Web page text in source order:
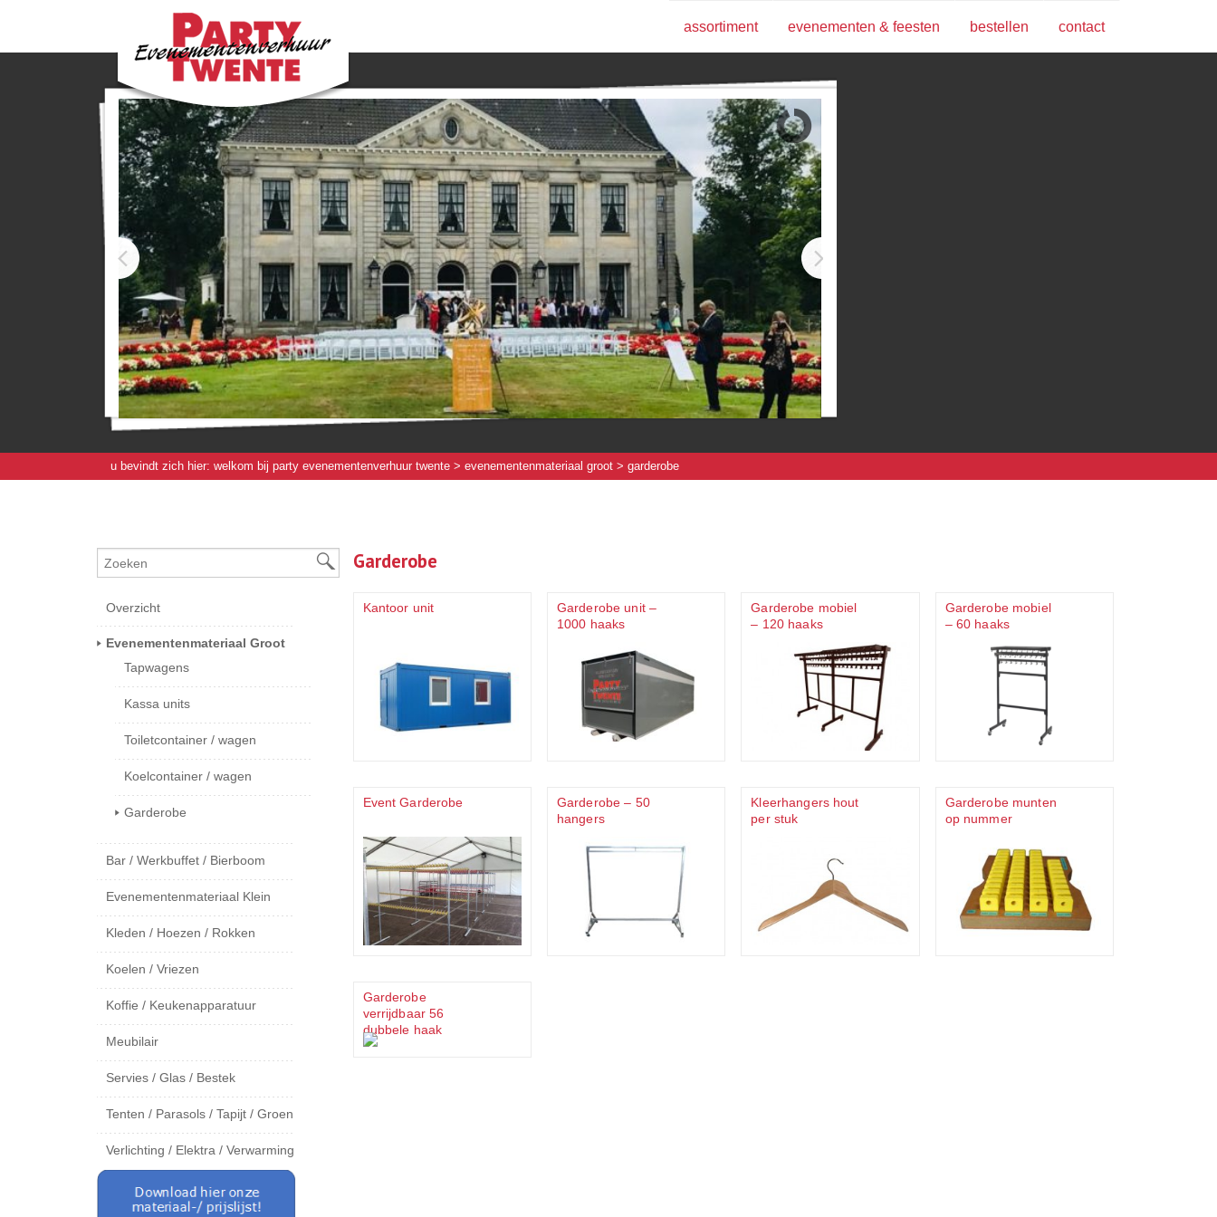
assortiment evenementen & feesten bestellen contact
u bevindt zich hier: welkom bij party evenementenverhuur twente > evenementenmateriaal groot > garderobe
Overzicht
Evenementenmateriaal Groot
Tapwagens
Kassa units
Toiletcontainer / wagen
Koelcontainer / wagen
Garderobe
Bar / Werkbuffet / Bierboom
Evenementenmateriaal Klein
Kleden / Hoezen / Rokken
Koelen / Vriezen
Koffie / Keukenapparatuur
Meubilair
Servies / Glas / Bestek
Tenten / Parasols / Tapijt / Groen
Verlichting / Elektra / Verwarming
Garderobe
Kantoor unit
Garderobe unit –
1000 haaks
Garderobe mobiel
– 120 haaks
Garderobe mobiel
– 60 haaks
Event Garderobe
Garderobe – 50
hangers
Kleerhangers hout
per stuk
Garderobe munten
op nummer
Garderobe
verrijdbaar 56
dubbele haak